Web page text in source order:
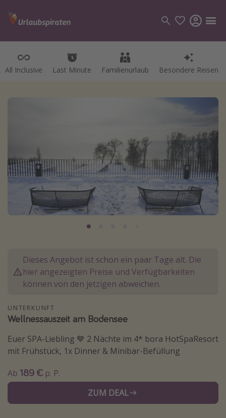
All Inclusive Last Minute Familienurlaub Besondere Reisen
Kategorien
Reiseziele
Alle Reiseziele
Bodensee Urlaub
Goa Urlaub
St. Lucia Urlaub
Kefalonia Urlaub
Krabi Urlaub
Tulum Urlaub
Sri Lanka Rundreise
Japan Rundreise
Reisethemen
Alle Reisethemen
Dieses Angebot ist schon ein paar Tage alt. Die
hier angezeigten Preise und Verfügbarkeiten
können von den jetzigen abweichen.
UNTERKUNFT
Wellnessauszeit am Bodensee
Euer SPA-Liebling 💙 2 Nächte im 4* bora HotSpaResort
mit Frühstück, 1x Dinner & Minibar-Befüllung
Ab 189 € p. P.
ZUM DEAL